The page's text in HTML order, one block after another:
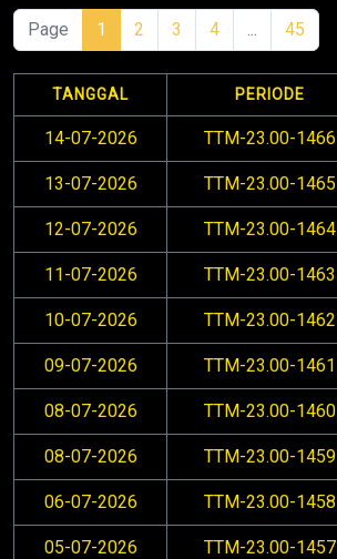
Page 1 2 3 4 ... 45
TANGGAL PERIODE
14-07-2026 TTM-23.00-1466
13-07-2026 TTM-23.00-1465
12-07-2026 TTM-23.00-1464
11-07-2026 TTM-23.00-1463
10-07-2026 TTM-23.00-1462
09-07-2026 TTM-23.00-1461
08-07-2026 TTM-23.00-1460
08-07-2026 TTM-23.00-1459
06-07-2026 TTM-23.00-1458
05-07-2026 TTM-23.00-1457